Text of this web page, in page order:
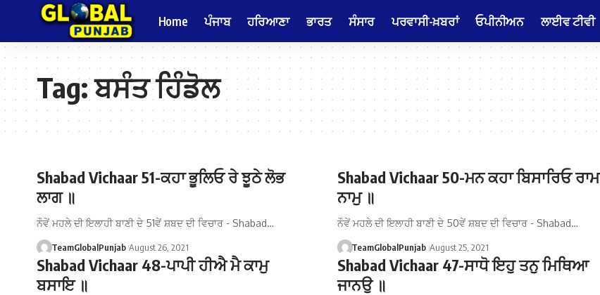
Home ਪੰਜਾਬ ਹਰਿਆਣਾ ਭਾਰਤ ਸੰਸਾਰ ਪਰਵਾਸੀ-ਖ਼ਬਰਾਂ ਓਪੀਨੀਅਨ ਲਾਈਵ ਟੀਵੀ
Tag:ਬਸੰਤ ਹਿੰਡੋਲ
Shabad Vichaar 51-ਕਹਾ ਭੂਲਿਓ ਰੇ ਝੂਠੇ ਲੋਭ
ਲਾਗ ॥
ਨੌਵੇਂ ਮਹਲੇ ਦੀ ਇਲਾਹੀ ਬਾਣੀ ਦੇ 51ਵੇਂ ਸ਼ਬਦ ਦੀ ਵਿਚਾਰ - Shabad…
TeamGlobalPunjab August 26, 2021
Shabad Vichaar 50-ਮਨ ਕਹਾ ਬਿਸਾਰਿਓ ਰਾਮ
ਨਾਮੁ ॥
ਨੌਵੇਂ ਮਹਲੇ ਦੀ ਇਲਾਹੀ ਬਾਣੀ ਦੇ 50ਵੇਂ ਸ਼ਬਦ ਦੀ ਵਿਚਾਰ - Shabad…
TeamGlobalPunjab August 25, 2021
Shabad Vichaar 48-ਪਾਪੀ ਹੀਐ ਮੈ ਕਾਮੁ
ਬਸਾਇ ॥
Shabad Vichaar 47-ਸਾਧੋ ਇਹੁ ਤਨੁ ਮਿਥਿਆ
ਜਾਨਉ ॥